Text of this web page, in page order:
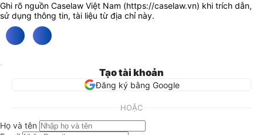
Ghi rõ nguồn Caselaw Việt Nam (https://caselaw.vn) khi trích dẫn,
sử dụng thông tin, tài liệu từ địa chỉ này.
Tạo tài khoản
Đăng ký bằng Google
HOẶC
Họ và tên